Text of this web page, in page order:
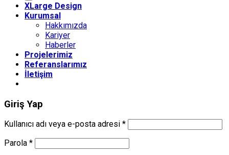
XLarge Design
Kurumsal
Hakkımızda
Kariyer
Haberler
Projelerimiz
Referanslarımız
İletişim
Giriş Yap
Kullanıcı adı veya e-posta adresi *Gerekli
Parola *Gerekli